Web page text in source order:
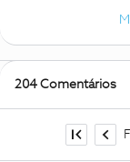
204 Comentários